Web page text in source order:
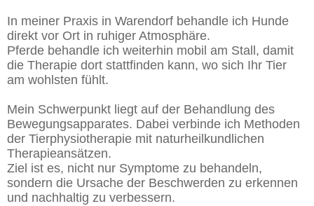
In meiner Praxis in Warendorf behandle ich Hunde
direkt vor Ort in ruhiger Atmosphäre.
Pferde behandle ich weiterhin mobil am Stall, damit
die Therapie dort stattfinden kann, wo sich Ihr Tier
am wohlsten fühlt.
Mein Schwerpunkt liegt auf der Behandlung des
Bewegungsapparates. Dabei verbinde ich Methoden
der Tierphysiotherapie mit naturheilkundlichen
Therapieansätzen.
Ziel ist es, nicht nur Symptome zu behandeln,
sondern die Ursache der Beschwerden zu erkennen
und nachhaltig zu verbessern.